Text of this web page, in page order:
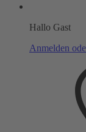
Hallo Gast
Anmelden